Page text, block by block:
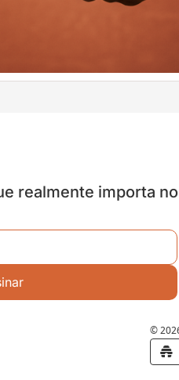
realmente importa no
©